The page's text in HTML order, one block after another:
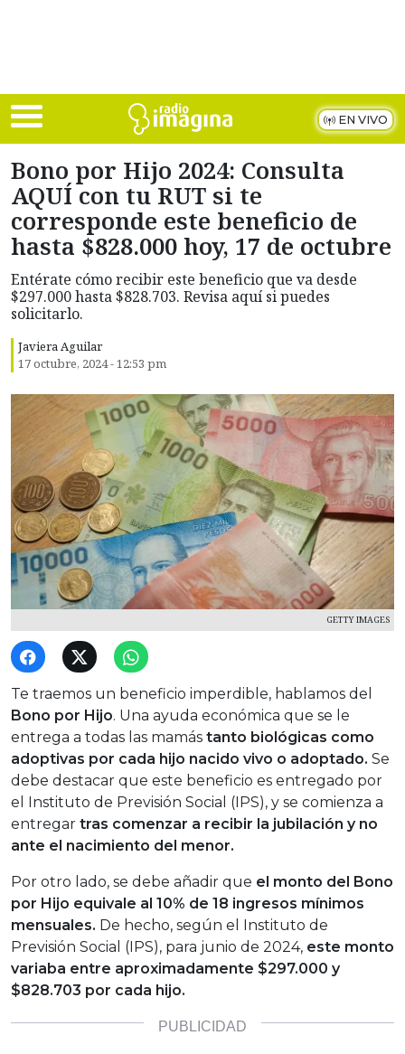
EN VIVO
Bono por Hijo 2024: Consulta
AQUÍ con tu RUT si te
corresponde este beneficio de
hasta $828.000 hoy, 17 de octubre
Entérate cómo recibir este beneficio que va desde
$297.000 hasta $828.703. Revisa aquí si puedes
solicitarlo.
Javiera Aguilar
17 octubre, 2024 - 12:53 pm
GETTY IMAGES
Te traemos un beneficio imperdible, hablamos del
Bono por Hijo. Una ayuda económica que se le
entrega a todas las mamás tanto biológicas como
adoptivas por cada hijo nacido vivo o adoptado. Se
debe destacar que este beneficio es entregado por
el Instituto de Previsión Social (IPS), y se comienza a
entregar tras comenzar a recibir la jubilación y no
ante el nacimiento del menor.
Por otro lado, se debe añadir que el monto del Bono
por Hijo equivale al 10% de 18 ingresos mínimos
mensuales. De hecho, según el Instituto de
Previsión Social (IPS), para junio de 2024, este monto
variaba entre aproximadamente $297.000 y
$828.703 por cada hijo.